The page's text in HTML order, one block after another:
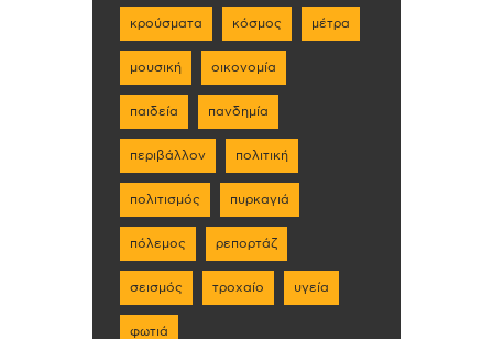
κρούσματα κόσμος μέτρα
μουσική οικονομία
παιδεία πανδημία
περιβάλλον πολιτική
πολιτισμός πυρκαγιά
πόλεμος ρεπορτάζ
σεισμός τροχαίο υγεία
φωτιά